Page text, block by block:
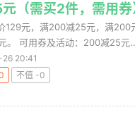
（需买2件，需用
129元，满200减25元，满200
。 可用券及活动：200减25元
20:41
不值 -0